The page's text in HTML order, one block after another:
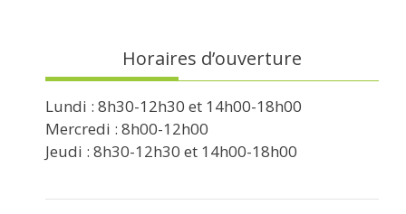
Horaires d’ouverture
Lundi : 8h30-12h30 et 14h00-18h00
Mercredi : 8h00-12h00
Jeudi : 8h30-12h30 et 14h00-18h00